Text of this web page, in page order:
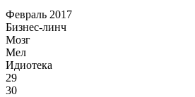
Февраль 2017
Бизнес-линч
Мозг
Мел
Идиотека
29
30